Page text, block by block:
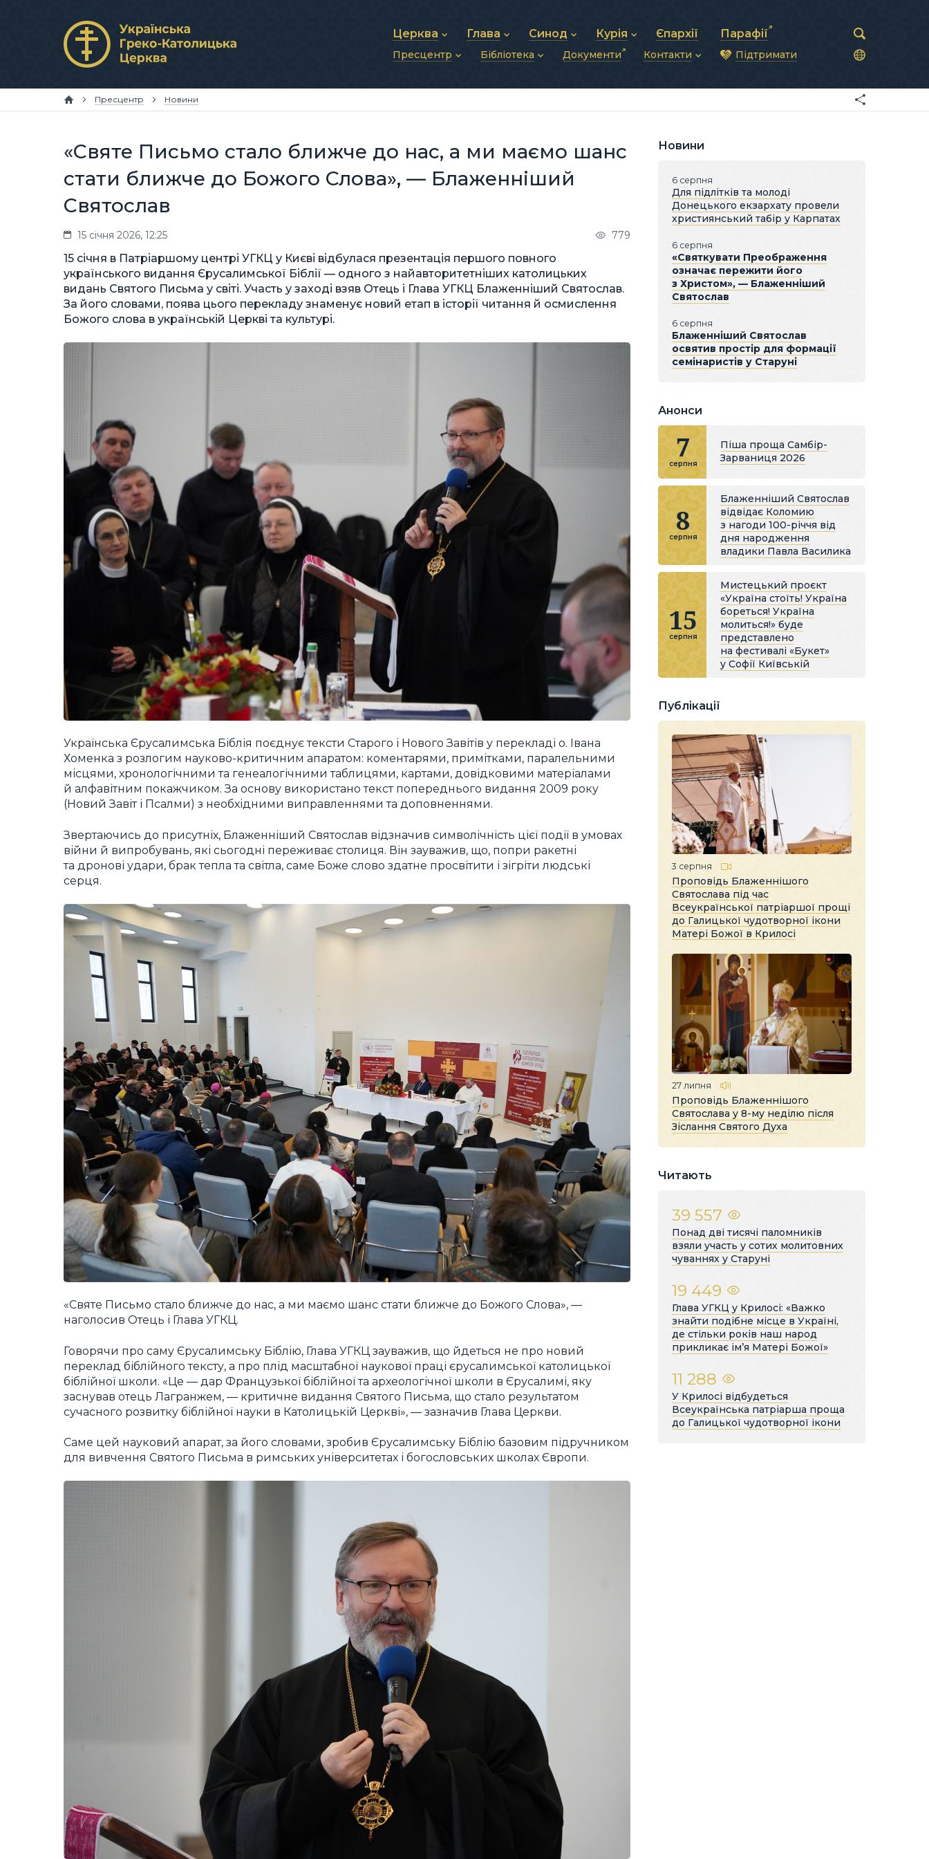
Церква
Про УГКЦ
Структура УГКЦ
Глава
Блаженніший Святослав
Фотографії
Синод
Синод Єпископів
Митрополичі Синоди
Курія
Душпастирська рада
Зв’язки та комунікації
Єпархії Парафії
Пресцентр
Публікації
Фото та відео
Архів новин (2013–2022)
Бібліотека
Молитви
Документи Контакти
Синоди Єпископів
Патріарша курія
Підтримати
Пресцентр Новини
«Святе Письмо стало ближче до нас, а ми маємо шанс
стати ближче до Божого Слова», — Блаженніший
Святослав
15 січня 2026, 12:25 779
15 січня в Патріаршому центрі УГКЦ у Києві відбулася презентація першого повного
українського видання Єрусалимської Біблії — одного з найавторитетніших католицьких
видань Святого Письма у світі. Участь у заході взяв Отець і Глава УГКЦ Блаженніший Святослав.
За його словами, поява цього перекладу знаменує новий етап в історії читання й осмислення
Божого слова в українській Церкві та культурі.
Українська Єрусалимська Біблія поєднує тексти Старого і Нового Завітів у перекладі о. Івана
Хоменка з розлогим науково-критичним апаратом: коментарями, примітками, паралельними
місцями, хронологічними та генеалогічними таблицями, картами, довідковими матеріалами
й алфавітним покажчиком. За основу використано текст попереднього видання 2009 року
(Новий Завіт і Псалми) з необхідними виправленнями та доповненнями.
Звертаючись до присутніх, Блаженніший Святослав відзначив символічність цієї події в умовах
війни й випробувань, які сьогодні переживає столиця. Він зауважив, що, попри ракетні
та дронові удари, брак тепла та світла, саме Боже слово здатне просвітити і зігріти людські
серця.
«Святе Письмо стало ближче до нас, а ми маємо шанс стати ближче до Божого Слова», —
наголосив Отець і Глава УГКЦ.
Говорячи про саму Єрусалимську Біблію, Глава УГКЦ зауважив, що йдеться не про новий
переклад біблійного тексту, а про плід масштабної наукової праці єрусалимської католицької
біблійної школи. «Це — дар Французької біблійної та археологічної школи в Єрусалимі, яку
заснував отець Лагранжем, — критичне видання Святого Письма, що стало результатом
сучасного розвитку біблійної науки в Католицькій Церкві», — зазначив Глава Церкви.
Саме цей науковий апарат, за його словами, зробив Єрусалимську Біблію базовим підручником
для вивчення Святого Письма в римських університетах і богословських школах Європи.
Новини
6 серпня
Для підлітків та молоді
Донецького екзархату провели
християнський табір у Карпатах
6 серпня
«Святкувати Преображення
означає пережити його
з Христом», — Блаженніший
Святослав
6 серпня
Блаженніший Святослав
освятив простір для формації
семінаристів у Старуні
Анонси
7
серпня
Піша проща Самбір-
Зарваниця 2026
8
серпня
Блаженніший Святослав
відвідає Коломию
з нагоди 100-річчя від
дня народження
владики Павла Василика
15
серпня
Мистецький проєкт
«Україна стоїть! Україна
бореться! Україна
молиться!» буде
представлено
на фестивалі «Букет»
у Софії Київській
Публікації
3 серпня
Проповідь Блаженнішого
Святослава під час
Всеукраїнської патріаршої прощі
до Галицької чудотворної ікони
Матері Божої в Крилосі
27 липня
Проповідь Блаженнішого
Святослава у 8-му неділю після
Зіслання Святого Духа
Читають
39 557
Понад дві тисячі паломників
взяли участь у сотих молитовних
чуваннях у Старуні
19 449
Глава УГКЦ у Крилосі: «Важко
знайти подібне місце в Україні,
де стільки років наш народ
прикликає ім’я Матері Божої»
11 288
У Крилосі відбудеться
Всеукраїнська патріарша проща
до Галицької чудотворної ікони